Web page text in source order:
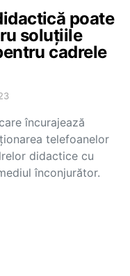
poate
soluțiile
cadrele
încurajează
telefoanelor
didactice cu
înconjurător.